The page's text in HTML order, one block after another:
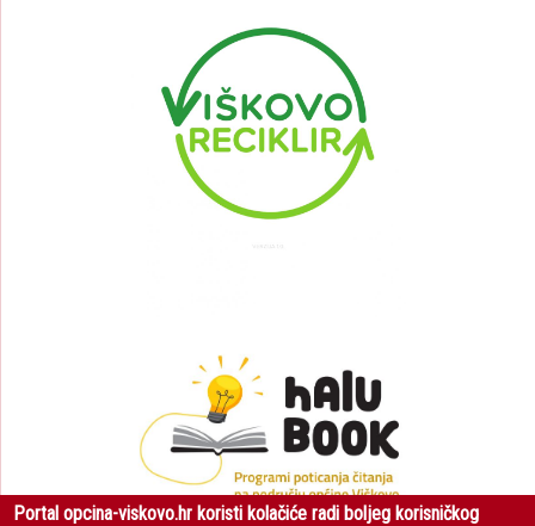
Portal opcina-viskovo.hr koristi kolačiće radi boljeg korisničkog